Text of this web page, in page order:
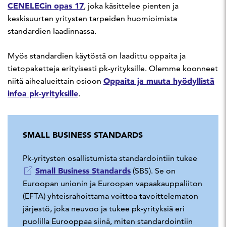
CENELECin opas 17, joka käsittelee pienten ja
keskisuurten yritysten tarpeiden huomioimista
standardien laadinnassa.
Myös standardien käytöstä on laadittu oppaita ja
tietopaketteja erityisesti pk-yrityksille. Olemme koonneet
niitä aihealueittain osioon Oppaita ja muuta hyödyllistä
infoa pk-yrityksille.
SMALL BUSINESS STANDARDS
Pk-yritysten osallistumista standardointiin tukee
Small Business Standards (SBS). Se on
Euroopan unionin ja Euroopan vapaakauppaliiton
(EFTA) yhteisrahoittama voittoa tavoittelematon
järjestö, joka neuvoo ja tukee pk-yrityksiä eri
puolilla Eurooppaa siinä, miten standardointiin